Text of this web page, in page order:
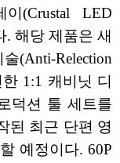
(Crustal LED
. 해당 제품은 새
(Anti-Relection
1:1 캐비닛 디
덕션 툴 세트를
된 최근 단편 영
예정이다. 60P